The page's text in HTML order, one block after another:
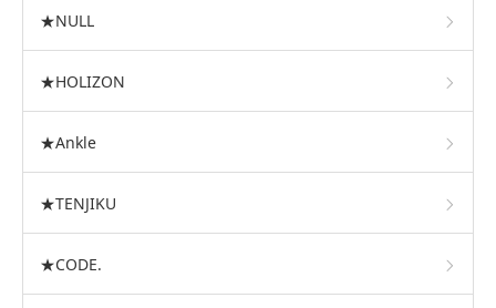
★NULL
★HOLIZON
★Ankle
★TENJIKU
★CODE.